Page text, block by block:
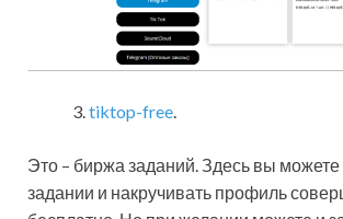
tiktop-free
Это – биржа заданий. Здесь вы
задании и накручивать профиль